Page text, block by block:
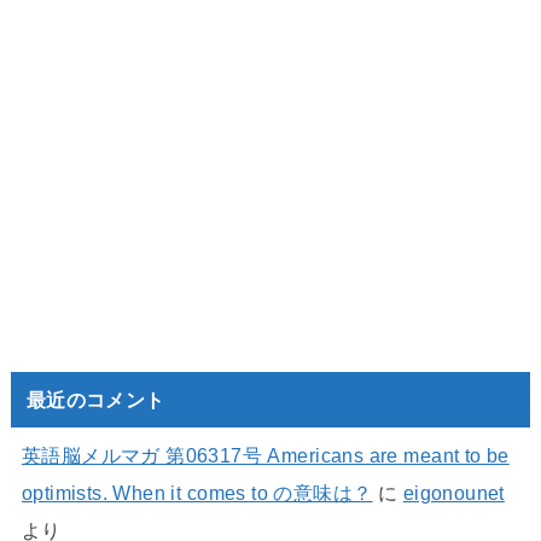
最近のコメント
英語脳メルマガ 第06317号 Americans are meant to be
optimists. When it comes to の意味は？ に eigonounet
より